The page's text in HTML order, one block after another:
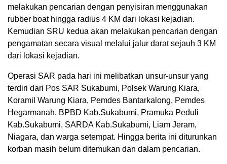
melakukan pencarian dengan penyisiran menggunakan
rubber boat hingga radius 4 KM dari lokasi kejadian.
Kemudian SRU kedua akan melakukan pencarian dengan
pengamatan secara visual melalui jalur darat sejauh 3 KM
dari lokasi kejadian.
Operasi SAR pada hari ini melibatkan unsur-unsur yang
terdiri dari Pos SAR Sukabumi, Polsek Warung Kiara,
Koramil Warung Kiara, Pemdes Bantarkalong, Pemdes
Hegarmanah, BPBD Kab.Sukabumi, Pramuka Peduli
Kab.Sukabumi, SARDA Kab.Sukabumi, Liam Jeram,
Niagara, dan warga setempat. Hingga berita ini diturunkan
korban masih belum ditemukan dan dalam pencarian.